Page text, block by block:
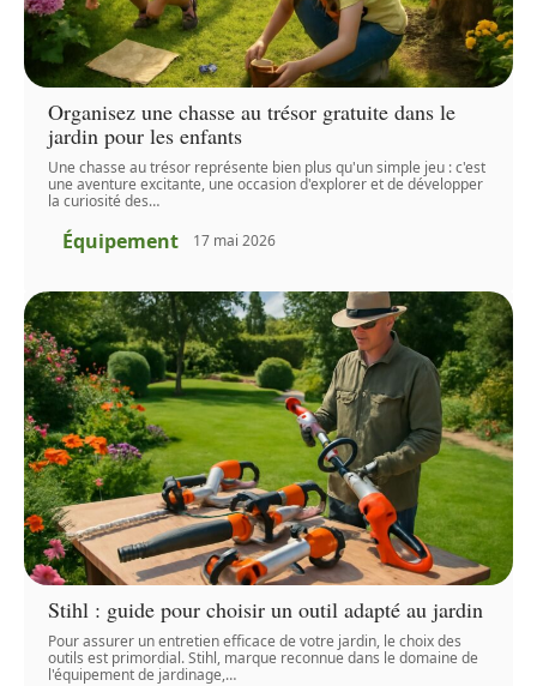
Organisez une chasse au trésor gratuite dans le
jardin pour les enfants
Une chasse au trésor représente bien plus qu'un simple jeu : c'est
une aventure excitante, une occasion d'explorer et de développer
la curiosité des…
Équipement 17 mai 2026
Stihl : guide pour choisir un outil adapté au jardin
Pour assurer un entretien efficace de votre jardin, le choix des
outils est primordial. Stihl, marque reconnue dans le domaine de
l'équipement de jardinage,…